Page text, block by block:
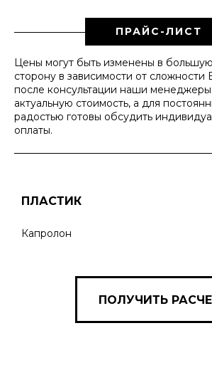
ПРАЙС-ЛИСТ
Цены могут быть изменены в
сторону в зависимости от
после консультации наши менеджеры
актуальную стоимость, а для
радостью готовы обсудить
оплаты.
ПЛАСТИК
Капролон
ПОЛУЧИТЬ